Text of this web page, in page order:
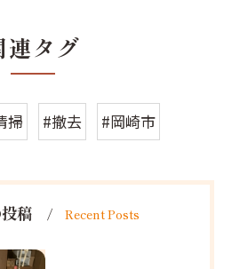
連タグ
掃 #撤去 #岡崎市
稿 Recent Posts